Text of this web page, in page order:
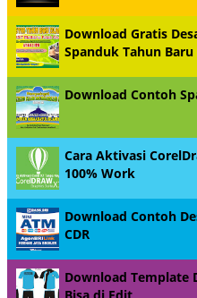
Download Gratis
Spanduk Tahun
Download Contoh
Cara Aktivasi
100% Work
Download Contoh
CDR
Download Template